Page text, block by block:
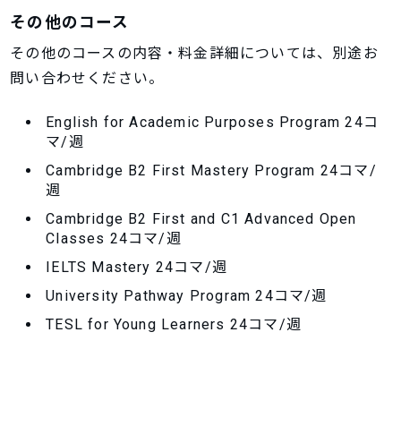
その他のコース
その他のコースの内容・料金詳細については、別途お
問い合わせください。
English for Academic Purposes Program 24コ
マ/週
Cambridge B2 First Mastery Program 24コマ/
週
Cambridge B2 First and C1 Advanced Open
Classes 24コマ/週
IELTS Mastery 24コマ/週
University Pathway Program 24コマ/週
TESL for Young Learners 24コマ/週